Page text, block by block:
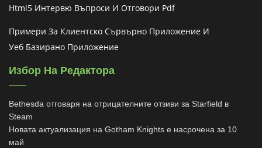
Html5 Интервю Въпроси И Отговори Pdf
Примери За Клиентско Сървърно Приложение И
Уеб Базирано Приложение
Избор На Редактора
Bethesda отговаря на отрицателните отзиви за Starfield в
Steam
Новата актуализация на Gotham Knights е насрочена за 10
май